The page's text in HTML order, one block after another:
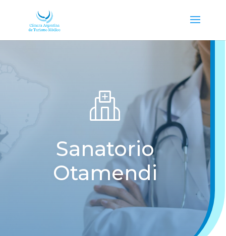
Sanatorio
Otamendi